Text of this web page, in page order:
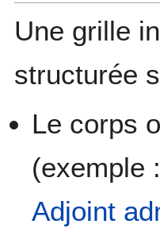
Une grille
structurée
Le corps
(exemple
Adjoint